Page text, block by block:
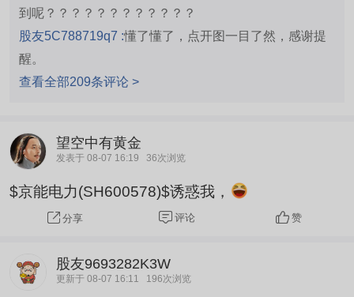
到呢？？？？？？？？？？？？
股友5C788719q7 :懂了懂了，点开图一目了然，感谢提
醒。
查看全部209条评论 >
望空中有黄金
发表于 08-07 16:19 36次浏览
$京能电力(SH600578)$诱惑我，
分享 评论 赞
股友9693282K3W
更新于 08-07 16:11 196次浏览